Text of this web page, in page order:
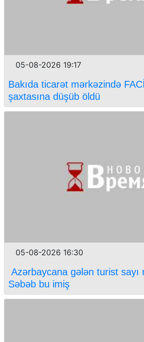
05-08-2026 19:17
Bakıda ticarət mərkəzində
şaxtasına düşüb öldü
05-08-2026 16:30
Azərbaycana gələn turist sayı
Səbəb bu imiş